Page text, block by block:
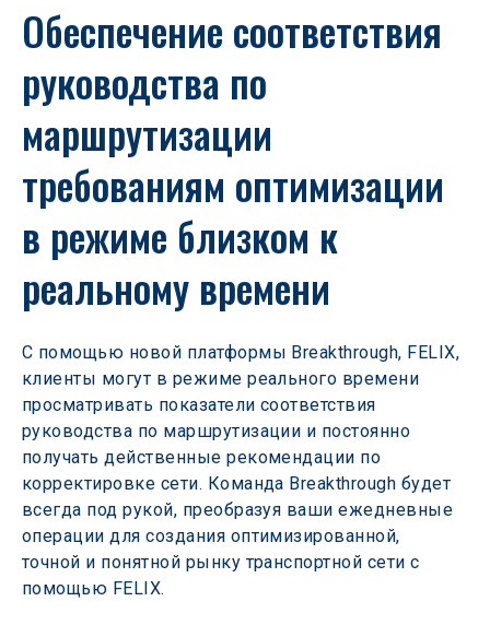
Обеспечение соответствия
руководства по
маршрутизации
требованиям оптимизации
в режиме близком к
реальному времени
С помощью новой платформы Breakthrough, FELIX,
клиенты могут в режиме реального времени
просматривать показатели соответствия
руководства по маршрутизации и постоянно
получать действенные рекомендации по
корректировке сети. Команда Breakthrough будет
всегда под рукой, преобразуя ваши ежедневные
операции для создания оптимизированной,
точной и понятной рынку транспортной сети с
помощью FELIX.